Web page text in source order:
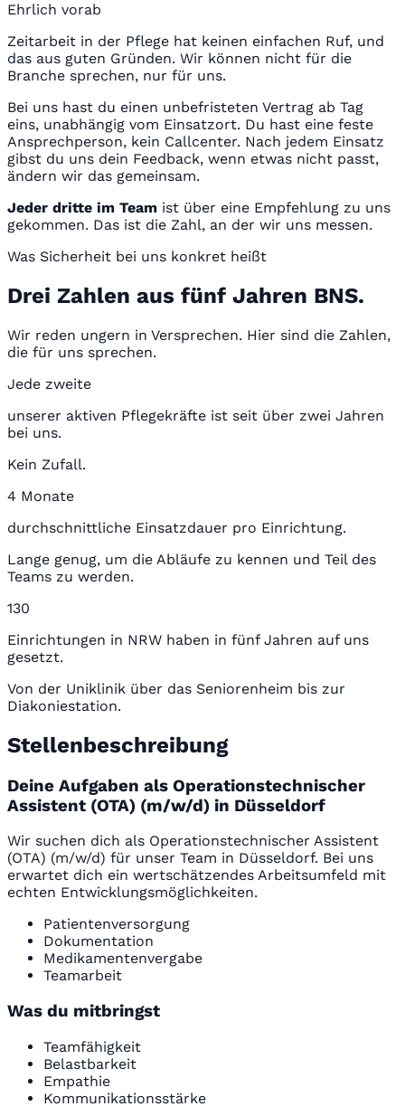
Ehrlich vorab
Zeitarbeit in der Pflege hat keinen einfachen Ruf, und
das aus guten Gründen. Wir können nicht für die
Branche sprechen, nur für uns.
Bei uns hast du einen unbefristeten Vertrag ab Tag
eins, unabhängig vom Einsatzort. Du hast eine feste
Ansprechperson, kein Callcenter. Nach jedem Einsatz
gibst du uns dein Feedback, wenn etwas nicht passt,
ändern wir das gemeinsam.
Jeder dritte im Team ist über eine Empfehlung zu uns
gekommen. Das ist die Zahl, an der wir uns messen.
Was Sicherheit bei uns konkret heißt
Drei Zahlen aus fünf Jahren BNS.
Wir reden ungern in Versprechen. Hier sind die Zahlen,
die für uns sprechen.
Jede zweite
unserer aktiven Pflegekräfte ist seit über zwei Jahren
bei uns.
Kein Zufall.
4 Monate
durchschnittliche Einsatzdauer pro Einrichtung.
Lange genug, um die Abläufe zu kennen und Teil des
Teams zu werden.
130
Einrichtungen in NRW haben in fünf Jahren auf uns
gesetzt.
Von der Uniklinik über das Seniorenheim bis zur
Diakoniestation.
Stellenbeschreibung
Deine Aufgaben als Operationstechnischer
Assistent (OTA) (m/w/d) in Düsseldorf
Wir suchen dich als Operationstechnischer Assistent
(OTA) (m/w/d) für unser Team in Düsseldorf. Bei uns
erwartet dich ein wertschätzendes Arbeitsumfeld mit
echten Entwicklungsmöglichkeiten.
Patientenversorgung
Dokumentation
Medikamentenvergabe
Teamarbeit
Was du mitbringst
Teamfähigkeit
Belastbarkeit
Empathie
Kommunikationsstärke